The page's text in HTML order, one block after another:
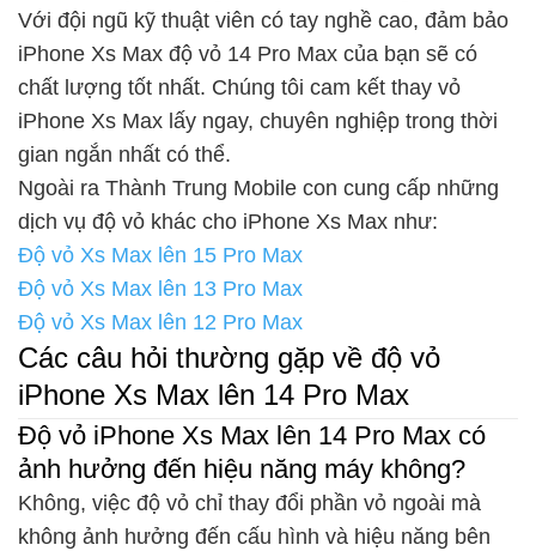
Với đội ngũ kỹ thuật viên có tay nghề cao, đảm bảo
iPhone Xs Max độ vỏ 14 Pro Max của bạn sẽ có
chất lượng tốt nhất. Chúng tôi cam kết thay vỏ
iPhone Xs Max lấy ngay, chuyên nghiệp trong thời
gian ngắn nhất có thể.
Ngoài ra Thành Trung Mobile con cung cấp những
dịch vụ độ vỏ khác cho iPhone Xs Max như:
Độ vỏ Xs Max lên 15 Pro Max
Độ vỏ Xs Max lên 13 Pro Max
Độ vỏ Xs Max lên 12 Pro Max
Các câu hỏi thường gặp về độ vỏ
iPhone Xs Max lên 14 Pro Max
Độ vỏ iPhone Xs Max lên 14 Pro Max có
ảnh hưởng đến hiệu năng máy không?
Không, việc độ vỏ chỉ thay đổi phần vỏ ngoài mà
không ảnh hưởng đến cấu hình và hiệu năng bên